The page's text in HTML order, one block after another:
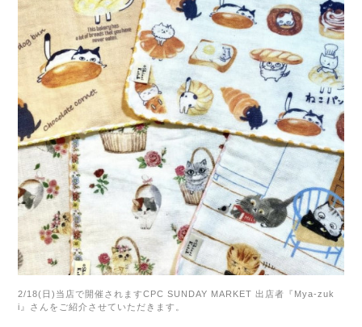
2/18( 日 ) 当店で開催されますCPC SUNDAY MARKET 出店者『 Mya-zuk
i 』さんをご紹介させていただきます。